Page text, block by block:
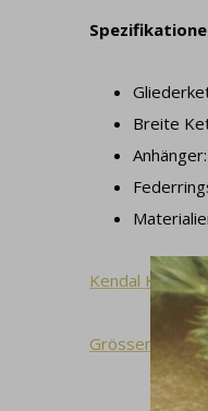
Breite
Kendal
Grössentabelle